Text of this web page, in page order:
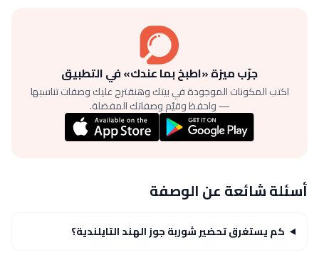
جرّب ميزة «اطبخ بما عندك» في التطبيق
اكتب المكونات الموجودة في بيتك وهنقترح عليك وصفات تناسبها
— واحفظ وقيّم وصفاتك المفضلة.
أسئلة شائعة عن الوصفة
كم يستغرق تحضير شوربة جوز الهند التايلندية؟